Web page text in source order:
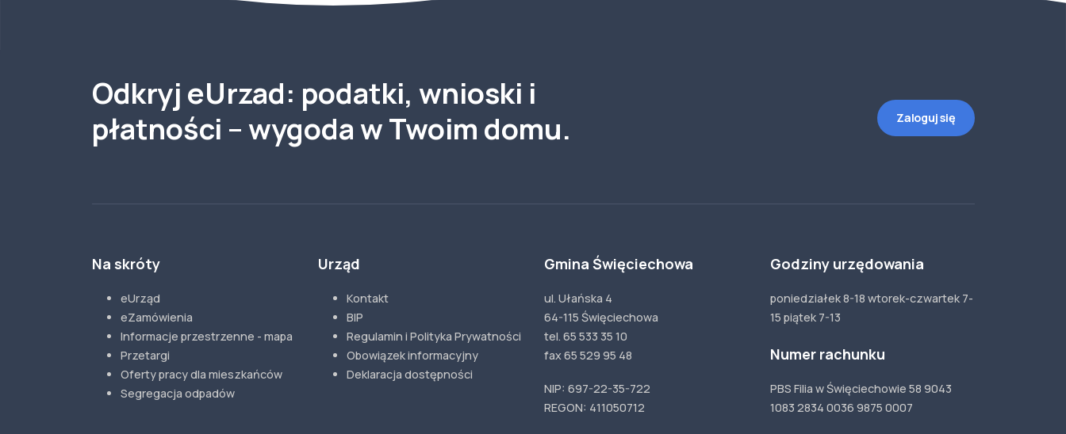
Odkryj eUrzad: podatki, wnioski i
płatności – wygoda w Twoim domu.
Zaloguj się
Na skróty
eUrząd
eZamówienia
Informacje przestrzenne - mapa
Przetargi
Oferty pracy dla mieszkańców
Segregacja odpadów
Urząd
Kontakt
BIP
Regulamin i Polityka Prywatności
Obowiązek informacyjny
Deklaracja dostępności
Gmina Święciechowa
ul. Ułańska 4
64-115 Święciechowa
tel. 65 533 35 10
fax 65 529 95 48
NIP: 697-22-35-722
REGON: 411050712
Godziny urzędowania
poniedziałek 8-18 wtorek-czwartek 7-
15 piątek 7-13
Numer rachunku
PBS Filia w Święciechowie 58 9043
1083 2834 0036 9875 0007